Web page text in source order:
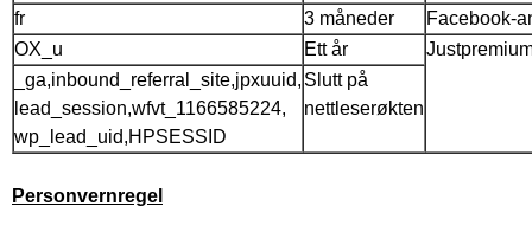
fr
3 måneder
Facebook-
OX_u
Ett år
_ga,inbound_referral_site,jpxuuid,
lead_session,wfvt_1166585224,
wp_lead_uid,HPSESSID
Slutt på
nettleserøkten
Personvernregel